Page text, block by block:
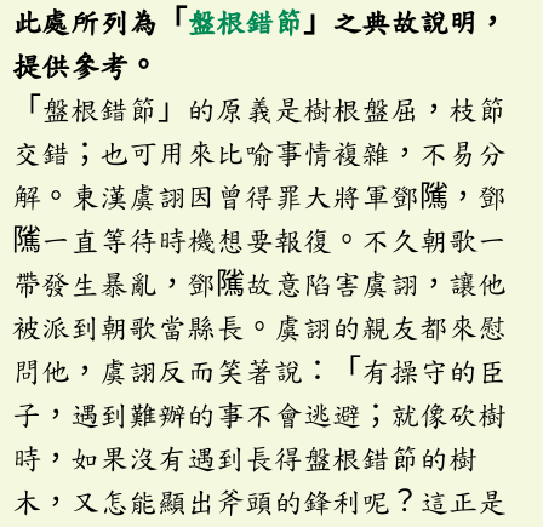
此處所列為「 盤根錯節 」之典故說明，
提供參考。
「盤根錯節」的原義是樹根盤屈，枝節
交錯；也可用來比喻事情複雜，不易分
解。東漢虞詡因曾得罪大將軍鄧隲，鄧
隲一直等待時機想要報復。不久朝歌一
帶發生暴亂，鄧隲故意陷害虞詡，讓他
被派到朝歌當縣長。虞詡的親友都來慰
問他，虞詡反而笑著說：「有操守的臣
子，遇到難辦的事不會逃避；就像砍樹
時，如果沒有遇到長得盤根錯節的樹
木，又怎能顯出斧頭的鋒利呢？這正是